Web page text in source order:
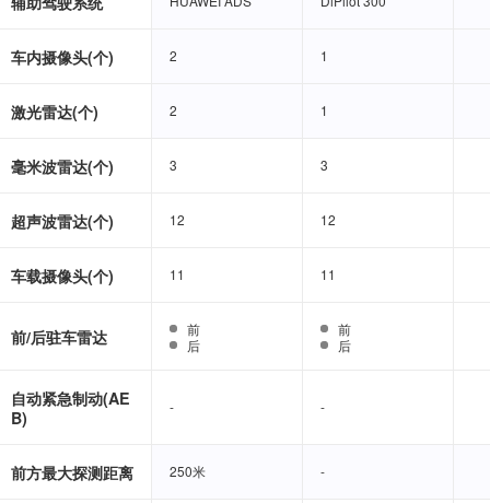
车内摄像头(个) 2 1
激光雷达(个) 2 1
毫米波雷达(个) 3 3
超声波雷达(个) 12 12
车载摄像头(个) 11 11
前/后驻车雷达
前
后
前
后
自动紧急制动(AE
B)
- -
前方最大探测距离 250米 -
2 1
2 1
3 3
12 12
11 11
前
后
前
后
- -
250米 -